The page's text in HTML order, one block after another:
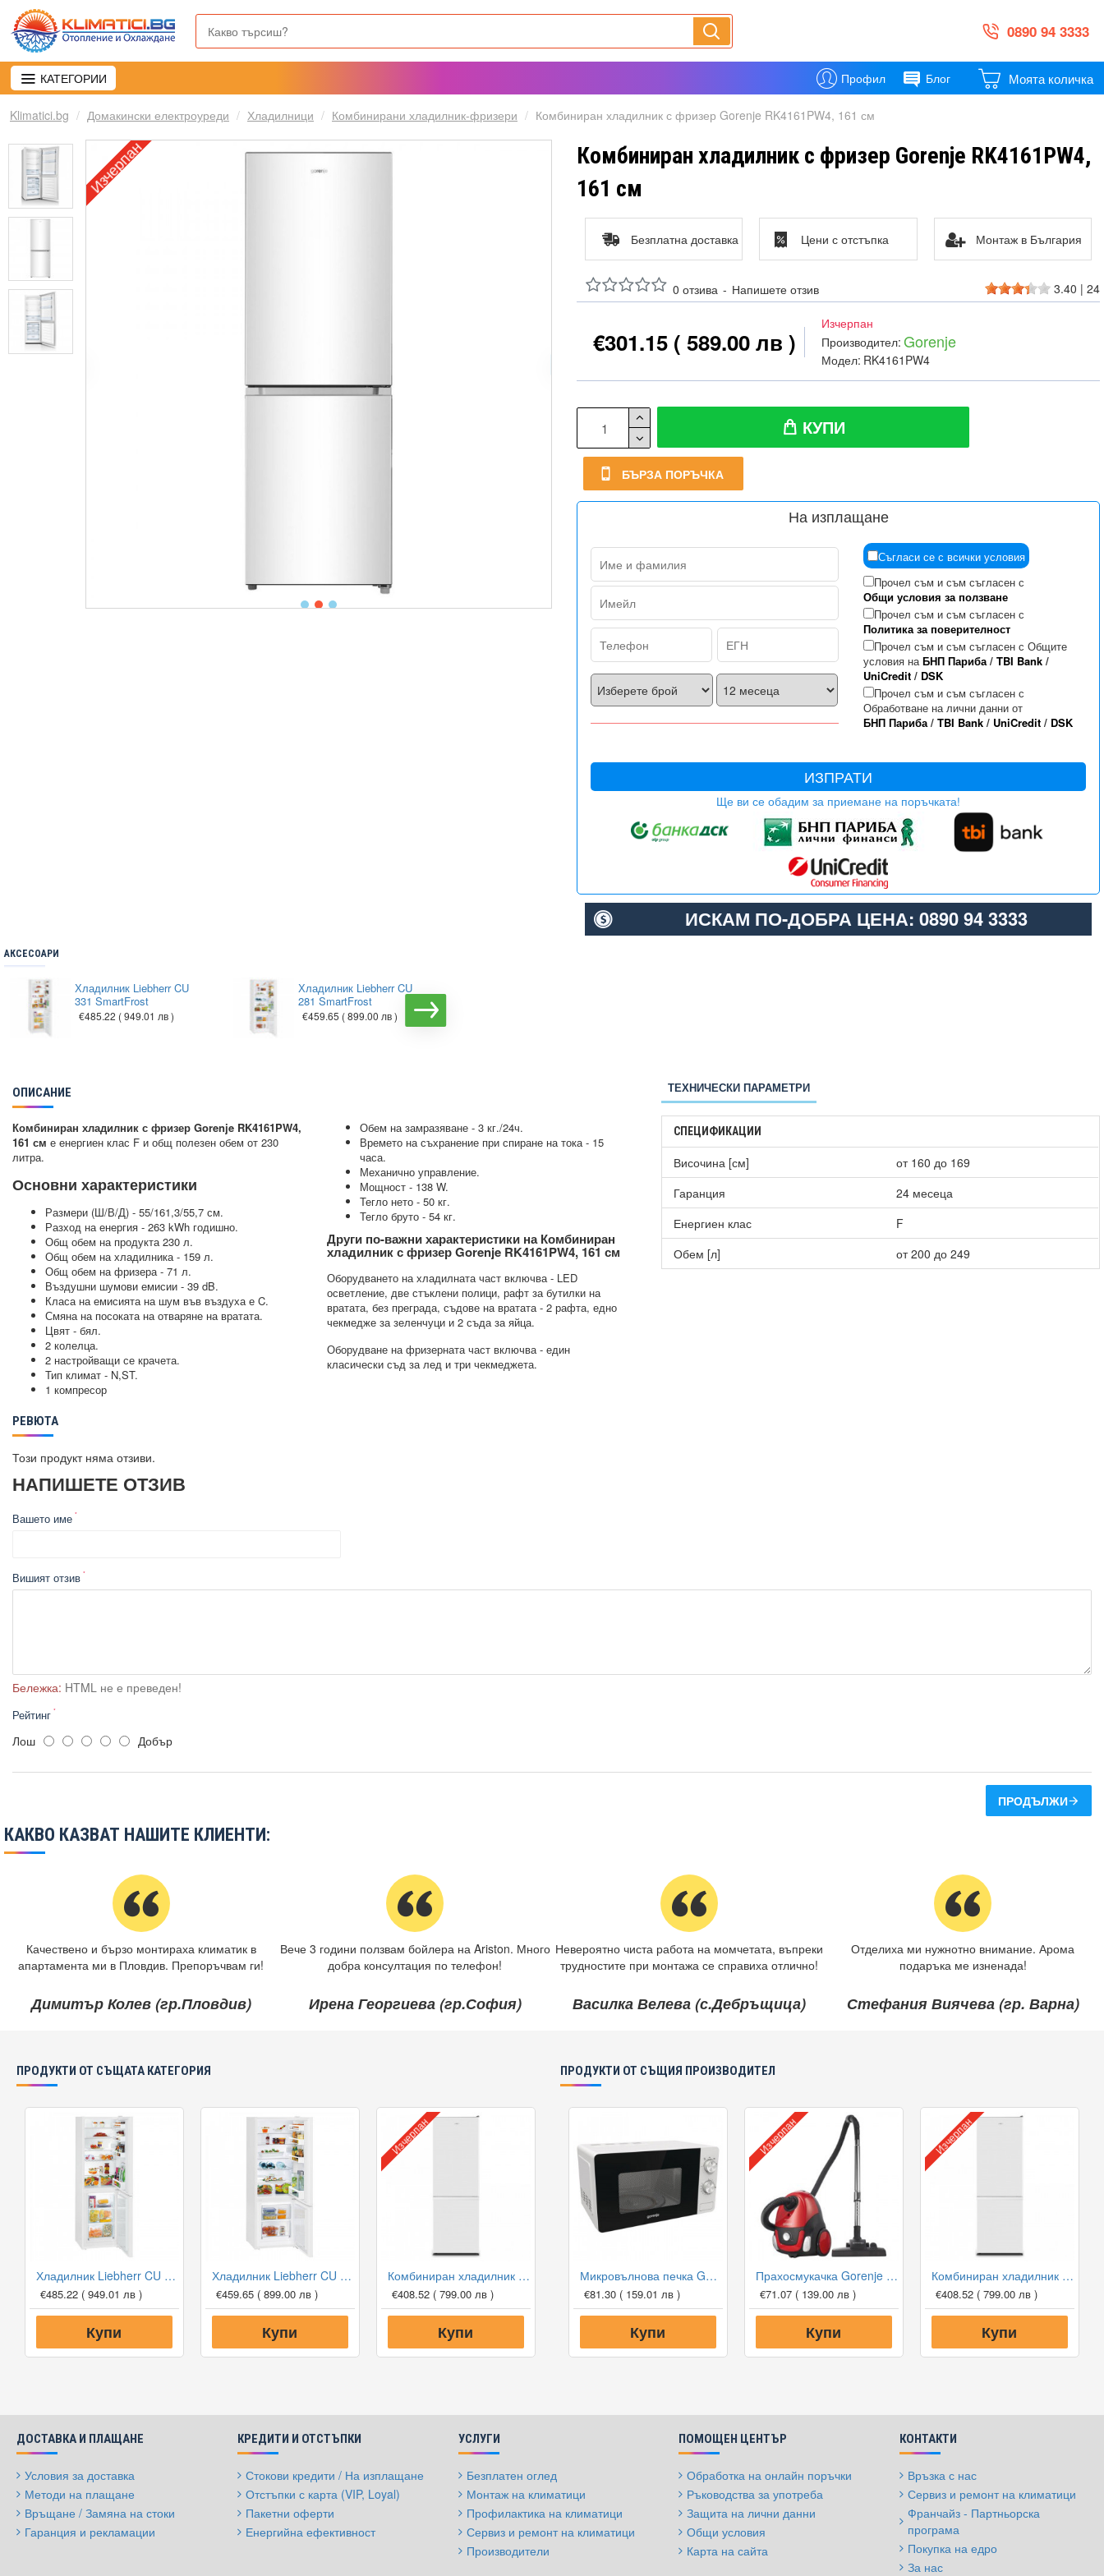
0890 94 3333
КАТЕГОРИИ Профил Блог Моята количка
Klimatici.bg Домакински електроуреди Хладилници Комбинирани хладилник-фризери Комбиниран хладилник с фризер Gorenje RK4161PW4, 161 см
Изчерпан
Комбиниран хладилник с фризер Gorenje RK4161PW4,
161 см
0 отзива - Напишете отзив 3.40 | 24
€301.15 ( 589.00 лв )
Изчерпан
Производител: Gorenje
Модел: RK4161PW4
КУПИ
БЪРЗА ПОРЪЧКА
На изплащане
Съгласи се с всички условия
Прочел съм и съм съгласен с
Общи условия за ползване
Прочел съм и съм съгласен с
Политика за поверителност
Прочел съм и съм съгласен с Общите
условия наБНП Париба/ TBI Bank/
UniCredit/ DSK
Прочел съм и съм съгласен с
Обработване на лични данни от
БНП Париба/ TBI Bank/ UniCredit/ DSK
ИЗПРАТИ
Ще ви се обадим за приемане на поръчката!
Безплатна доставка Цени с отстъпка Монтаж в България
ИСКАМ ПО-ДОБРА ЦЕНА: 0890 94 3333
АКСЕСОАРИ
Хладилник Liebherr CU
331 SmartFrost
€485.22 ( 949.01 лв )
Хладилник Liebherr CU
281 SmartFrost
€459.65 ( 899.00 лв )
ОПИСАНИЕ
Комбиниран хладилник с фризер Gorenje RK4161PW4,
161 см е енергиен клас F и общ полезен обем от 230
литра.
Основни характеристики
Размери (Ш/В/Д) - 55/161,3/55,7 см.
Разход на енергия - 263 kWh годишно.
Общ обем на продукта 230 л.
Общ обем на хладилника - 159 л.
Общ обем на фризера - 71 л.
Въздушни шумови емисии - 39 dB.
Класа на емисията на шум във въздуха е C.
Смяна на посоката на отваряне на вратата.
Цвят - бял.
2 колелца.
2 настройващи се крачета.
Тип климат - N,ST.
1 компресор
Обем на замразяване - 3 кг./24ч.
Времето на съхранение при спиране на тока - 15
часа.
Механично управление.
Мощност - 138 W.
Тегло нето - 50 кг.
Тегло бруто - 54 кг.
Други по-важни характеристики на Комбиниран
хладилник с фризер Gorenje RK4161PW4, 161 см
Оборудването на хладилната част включва - LED
осветление, две стъклени полици, рафт за бутилки на
вратата, без преграда, съдове на вратата - 2 рафта, едно
чекмедже за зеленчуци и 2 съда за яйца.
Оборудване на фризерната част включва - един
класически съд за лед и три чекмеджета.
ТЕХНИЧЕСКИ ПАРАМЕТРИ
СПЕЦИФИКАЦИИ
Височина [см]
от 160 до 169
Гаранция
24 месеца
Енергиен клас
F
Обем [л]
от 200 до 249
РЕВЮТА
Този продукт няма отзиви.
НАПИШЕТЕ ОТЗИВ
Вашето име
Вишият отзив
Бележка: HTML не е преведен!
Рейтинг
Лош Добър
ПРОДЪЛЖИ
КАКВО КАЗВАТ НАШИТЕ КЛИЕНТИ:
Качествено и бързо монтираха климатик в
апартамента ми в Пловдив. Препоръчвам ги!
Димитър Колев (гр.Пловдив)
Вече 3 години ползвам бойлера на Ariston. Много
добра консултация по телефон!
Ирена Георгиева (гр.София)
Невероятно чиста работа на момчетата, въпреки
трудностите при монтажа се справиха отлично!
Василка Велева (с.Дебръщица)
Отделиха ми нужнотно внимание. Арома
подаръка ме изненада!
Стефания Виячева (гр. Варна)
ПРОДУКТИ ОТ СЪЩАТА КАТЕГОРИЯ
Хладилник Liebherr CU 331 SmartFrost
€485.22 ( 949.01 лв )
Купи
Хладилник Liebherr CU 281 SmartFrost
€459.65 ( 899.00 лв )
Купи
Изчерпан
Комбиниран хладилник с фризер Gorenje NRK6181PW4 NoFrost Plus, 179 см
€408.52 ( 799.00 лв )
Купи
ПРОДУКТИ ОТ СЪЩИЯ ПРОИЗВОДИТЕЛ
Микровълнова печка Gorenje MO20E1W, 20 л, 800 w
€81.30 ( 159.01 лв )
Купи
Изчерпан
Прахосмукачка Gorenje VCEB11CXRII Compact XS, 800W
€71.07 ( 139.00 лв )
Купи
Изчерпан
Комбиниран хладилник с фризер Gorenje NRK6181PW4 NoFrost Plus, 179 см
€408.52 ( 799.00 лв )
Купи
ДОСТАВКА И ПЛАЩАНЕ
Условия за доставка
Методи на плащане
Връщане / Замяна на стоки
Гаранция и рекламации
КРЕДИТИ И ОТСТЪПКИ
Стокови кредити / На изплащане
Отстъпки с карта (VIP, Loyal)
Пакетни оферти
Енергийна ефективност
УСЛУГИ
Безплатен оглед
Монтаж на климатици
Профилактика на климатици
Сервиз и ремонт на климатици
Производители
ПОМОЩЕН ЦЕНТЪР
Обработка на онлайн поръчки
Ръководства за употреба
Защита на лични данни
Общи условия
Карта на сайта
КОНТАКТИ
Връзка с нас
Сервиз и ремонт на климатици
Франчайз - Партньорска
програма
Покупка на едро
За нас